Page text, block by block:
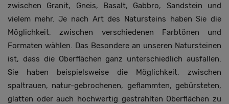
zwischen Granit, Gneis, Basalt, Gabbro, Sandstein und
vielem mehr. Je nach Art des Natursteins haben Sie die
Möglichkeit, zwischen verschiedenen Farbtönen und
Formaten wählen. Das Besondere an unseren Natursteinen
ist, dass die Oberflächen ganz unterschiedlich ausfallen.
Sie haben beispielsweise die Möglichkeit, zwischen
spaltrauen, natur-gebrochenen, geflammten, gebürsteten,
glatten oder auch hochwertig gestrahlten Oberflächen zu